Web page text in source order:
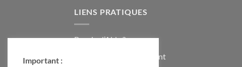
LIENS PRATIQUES
Besoin d’Aide ?
Contacter le Service Client
Important :